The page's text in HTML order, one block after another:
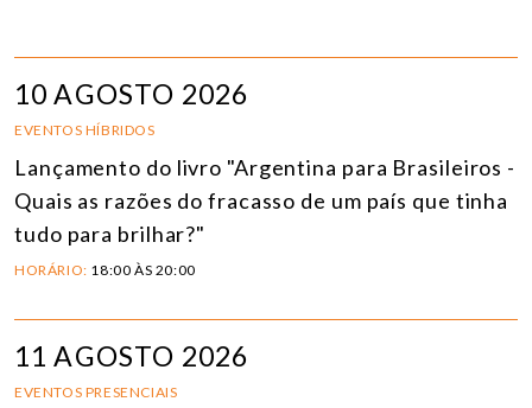
10 AGOSTO 2026
EVENTOS HÍBRIDOS
Lançamento do livro "Argentina para Brasileiros -
Quais as razões do fracasso de um país que tinha
tudo para brilhar?"
HORÁRIO: 18:00 ÀS 20:00
11 AGOSTO 2026
EVENTOS PRESENCIAIS